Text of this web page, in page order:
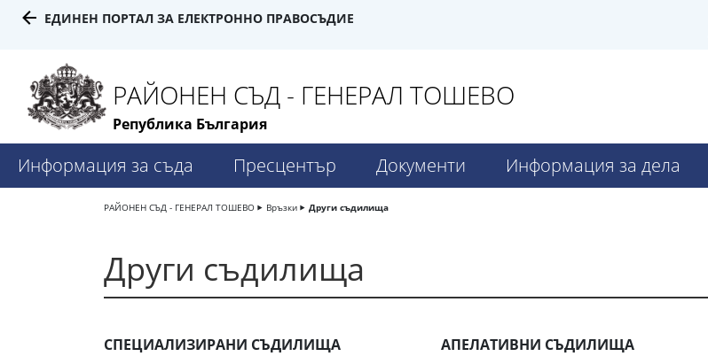
ЕДИНЕН ПОРТАЛ ЗА ЕЛЕКТРОННО ПРАВОСЪДИЕ
РАЙОНЕН СЪД - ГЕНЕРАЛ ТОШЕВО
Република България
Информация за съда Пресцентър Документи Информация за дела
РАЙОНЕН СЪД - ГЕНЕРАЛ ТОШЕВО Връзки Други съдилища
Други съдилища
СПЕЦИАЛИЗИРАНИ СЪДИЛИЩА
АПЕЛАТИВНИ СЪДИЛИЩА